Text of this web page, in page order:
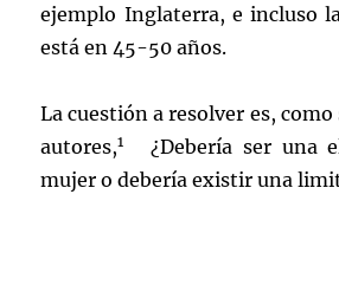
ejemplo Inglaterra, e incluso
está en 45-50 años.
La cuestión a resolver es,
autores,1 ¿Debería ser una
mujer o debería existir una